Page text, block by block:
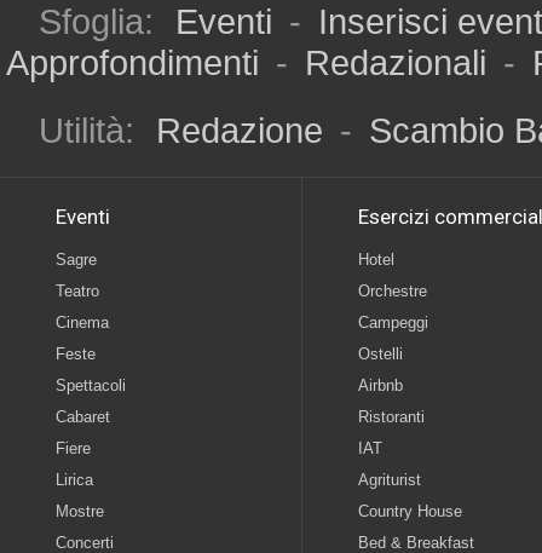
Sfoglia: Eventi - Inserisci
Approfondimenti - Redazionali -
Utilità:
Redazione - Scambio
Eventi
Sagre
Teatro
Cinema
Feste
Spettacoli
Cabaret
Fiere
Lirica
Mostre
Concerti
Esercizi
Hotel
Orchestre
Campeggi
Ostelli
Airbnb
Ristoranti
IAT
Agriturist
Country House
Bed & Breakfast